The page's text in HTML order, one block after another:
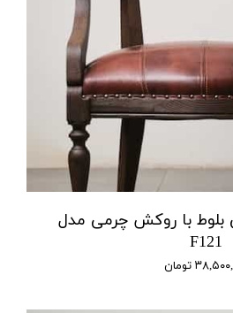
بلوط با روکش چرمی مدل
F121
تومان